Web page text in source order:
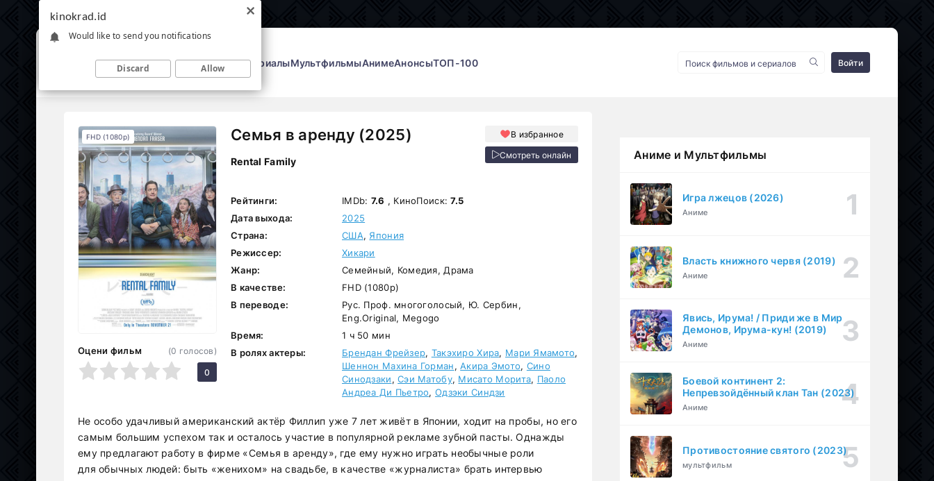
ФильмыСериалыМультфильмыАнимеАнонсыТОП-100 Войти
Семья в аренду (2025)
Rental Family
В избранное
Смотреть онлайн
FHD (1080p)
Оцени фильм
5
(0 голосов)
0
Рейтинги: IMDb: 7.6 , КиноПоиск:7.5
Дата выхода:
2025
Страна:
США, Япония
Режиссер:
Хикари
Жанр:
Семейный, Комедия, Драма
В качестве:
FHD (1080p)
В переводе:
Рус. Проф. многоголосый, Ю. Сербин,
Eng.Original, Megogo
Время:
1 ч 50 мин
В ролях актеры:
Брендан Фрейзер, Такэхиро Хира, Мари Ямамото,
Шеннон Махина Горман,Акира Эмото, Сино
Синодзаки,Сэи Матобу, Мисато Морита, Паоло
Андреа Ди Пьетро,Одзэки Синдзи
Не особо удачливый американский актёр Филлип уже 7 лет живёт в Японии, ходит на пробы, но его
самым большим успехом так и осталось участие в популярной рекламе зубной пасты. Однажды
ему предлагают работу в фирме «Семья в аренду», где ему нужно играть необычные роли
для обычных людей: быть «женихом» на свадьбе, в качестве «журналиста» брать интервью
Аниме и Мультфильмы
Игра лжецов (2026)
Аниме
Власть книжного червя (2019)
Аниме
Явись, Ирума! / Приди же в Мир
Демонов, Ирума-кун! (2019)
Аниме
Боевой континент 2:
Непревзойдённый клан Тан (2023)
Аниме
Противостояние святого (2023)
мультфильм
kinokrad.id
Would like to send you notifications
Discard Allow